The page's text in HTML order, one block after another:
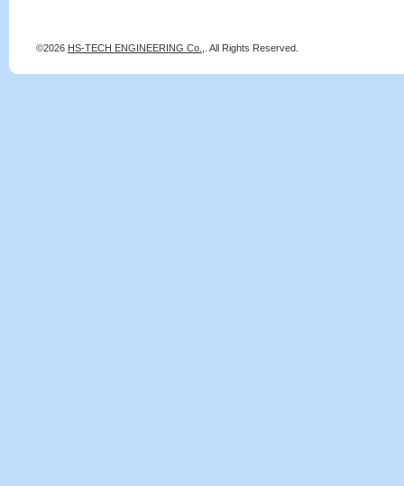
©2026 HS-TECH ENGINEERING Co., . All Rights Reserved.